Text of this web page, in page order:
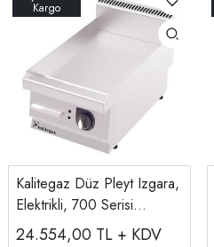
Kalitegaz Düz Pleyt Izgara,
Elektrikli, 700 Serisi
GF4070E
24.554,00 TL + KDV